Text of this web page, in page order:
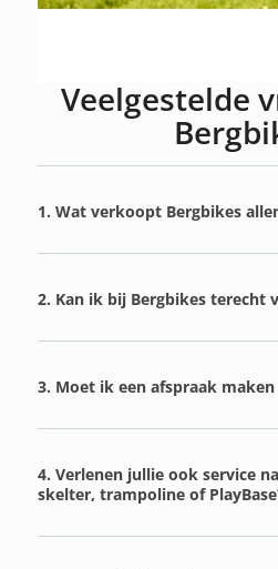
Veelgestelde
1. Wat verkoopt Bergbikes
2. Kan ik bij Bergbikes terecht
3. Moet ik een afspraak
4. Verlenen jullie ook service
skelter, trampoline of